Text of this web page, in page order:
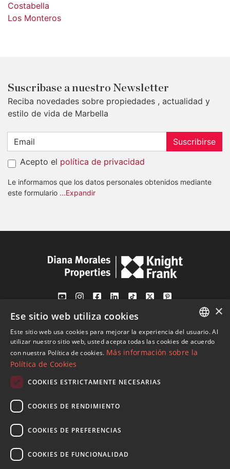
Costabella
Los Monteros
Suscribase a nuestro Newsletter
Reciba novedades sobre propiedades , actualidad y
estilo de vida de Marbella
Suscribirse
Acepto el política de privacidad
Le informamos que los datos personales obtenidos mediante
este formulario ...Expandir
Av. Canovas del Castillo 4
1st Floor, Office 3
29601 Marbella
Ver en mapa
Tel:+34 952 765 138
info@dmproperties.com
ENGLISH
SPANISH
×
Ese sitio web utiliza cookies
Este sitio web usa cookies para mejorar la experiencia del usuario. Al
utilizar nuestro sitio web, usted acepta todas las cookies de acuerdo
con nuestra Política de cookies. Más información sobre la
Política de Cookies
COOKIES ESTRICTAMENTE NECESARIAS
COOKIES DE RENDIMIENTO
COOKIES DE PREFERENCIAS
COOKIES DE FUNCIONALIDAD